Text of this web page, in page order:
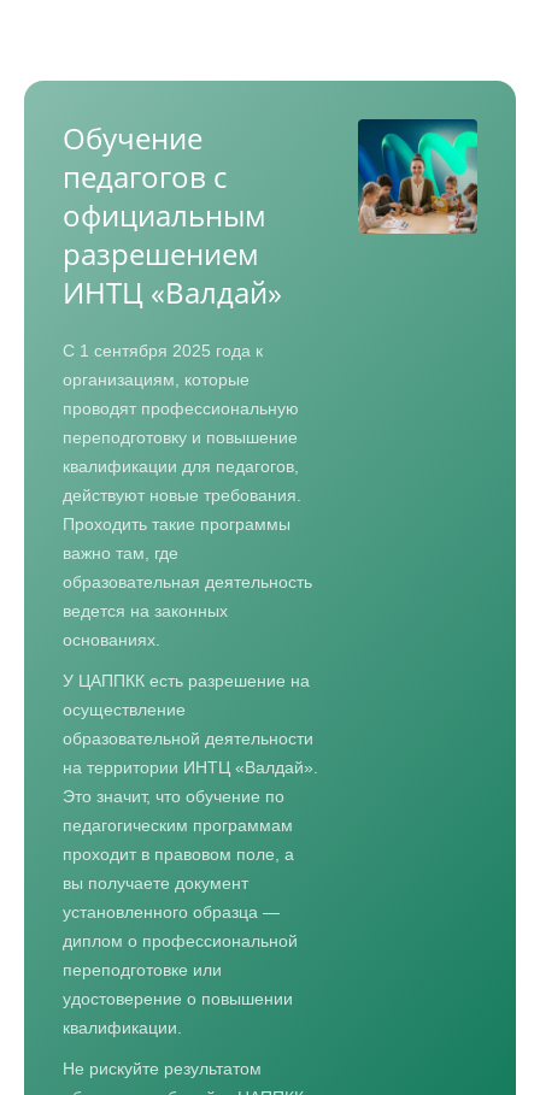
Обучение
педагогов с
официальным
разрешением
ИНТЦ «Валдай»
С 1 сентября 2025 года к
организациям, которые
проводят профессиональную
переподготовку и повышение
квалификации для педагогов,
действуют новые требования.
Проходить такие программы
важно там, где
образовательная деятельность
ведется на законных
основаниях.
У ЦАППКК есть разрешение на
осуществление
образовательной деятельности
на территории ИНТЦ «Валдай».
Это значит, что обучение по
педагогическим программам
проходит в правовом поле, а
вы получаете документ
установленного образца —
диплом о профессиональной
переподготовке или
удостоверение о повышении
квалификации.
Не рискуйте результатом